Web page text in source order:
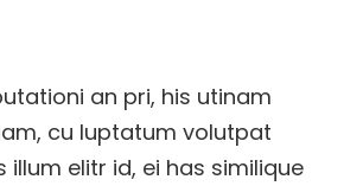
an pri, his utinam
cu luptatum volutpat
elitr id, ei has similique